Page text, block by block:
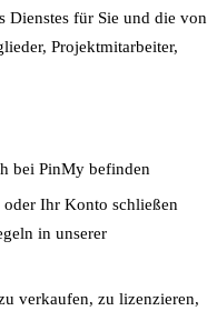
Dienstes für Sie und die von
Projektmitarbeiter,
bei PinMy befinden
oder Ihr Konto schließen
in unserer
verkaufen, zu lizenzieren,